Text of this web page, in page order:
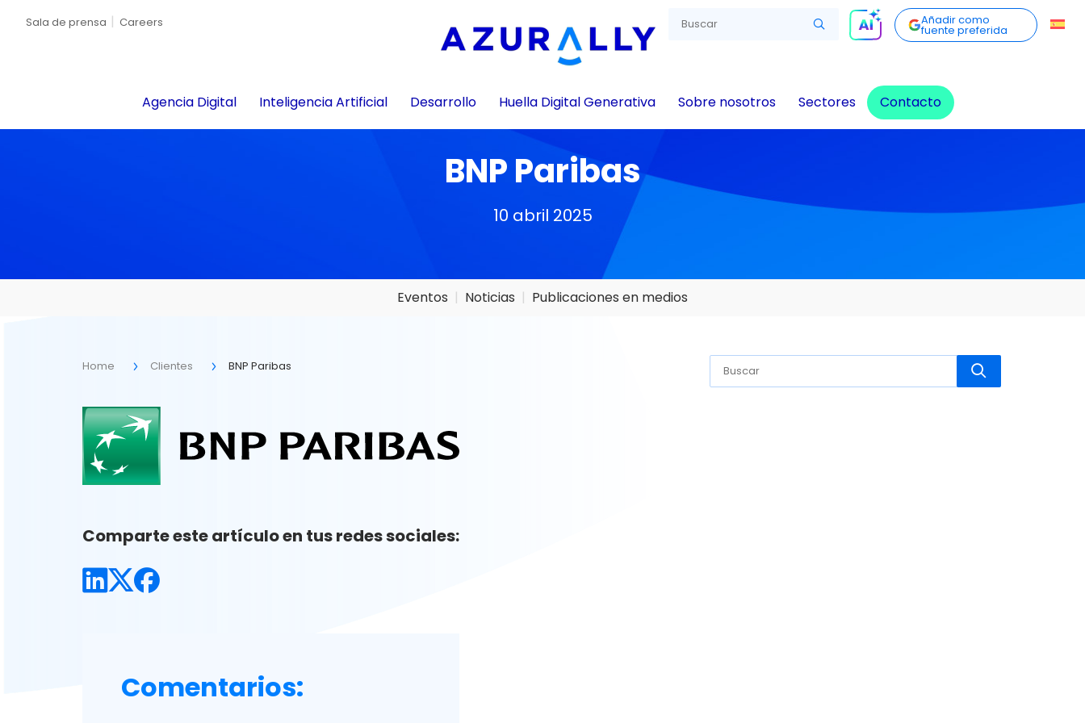
Sala de prensa Careers Añadir como
fuente preferida
Agencia Digital Inteligencia Artificial Desarrollo Huella Digital Generativa Sobre nosotros Sectores Contacto
BNP Paribas
10 abril 2025
Eventos Noticias Publicaciones en medios
Home Clientes BNP Paribas
Comparte este artículo en tus redes sociales:
Comentarios: